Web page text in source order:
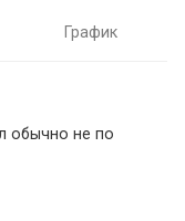
График
обычно не по